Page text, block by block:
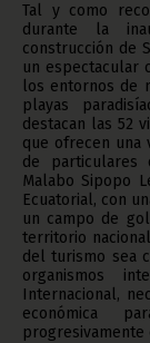
Tal y como
durante la
construcción de
un espectacular
los entornos de
playas
destacan las 52
que ofrecen una
de particulares
Malabo Sipopo
Ecuatorial, con
un campo de
territorio
del turismo sea
organismos
Internacional,
económica